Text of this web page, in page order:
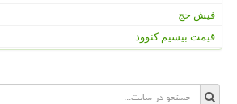
فیش حج
قیمت بیسیم کنوود